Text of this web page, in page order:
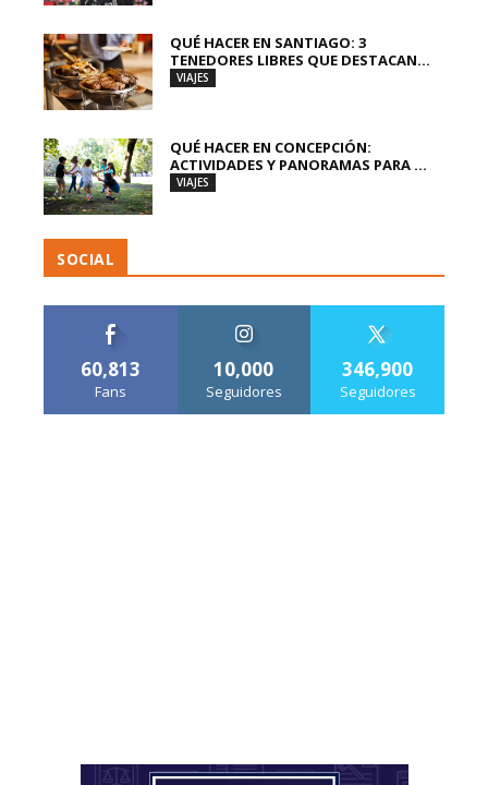
QUÉ HACER EN SANTIAGO: 3
TENEDORES LIBRES QUE DESTACAN...
VIAJES
QUÉ HACER EN CONCEPCIÓN:
ACTIVIDADES Y PANORAMAS PARA ...
VIAJES
SOCIAL
60,813
Fans
10,000
Seguidores
346,900
Seguidores